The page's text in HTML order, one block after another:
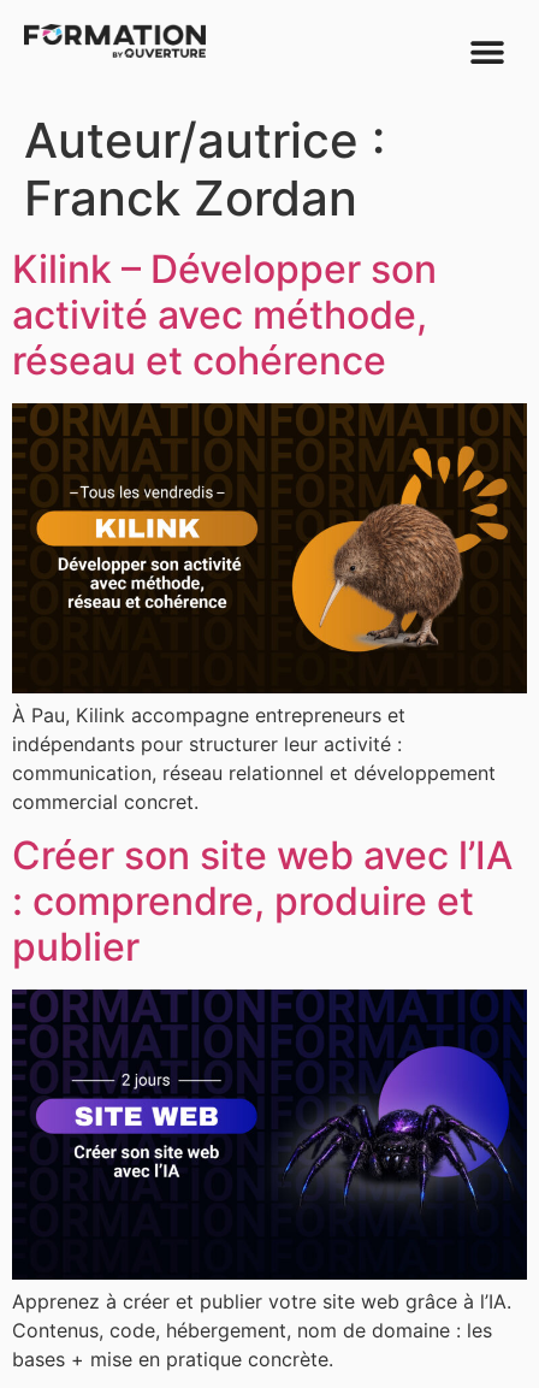
Auteur/autrice :
Franck Zordan
Kilink – Développer son
activité avec méthode,
réseau et cohérence
À Pau, Kilink accompagne entrepreneurs et
indépendants pour structurer leur activité :
communication, réseau relationnel et développement
commercial concret.
Créer son site web avec l’IA
: comprendre, produire et
publier
Apprenez à créer et publier votre site web grâce à l’IA.
Contenus, code, hébergement, nom de domaine : les
bases + mise en pratique concrète.